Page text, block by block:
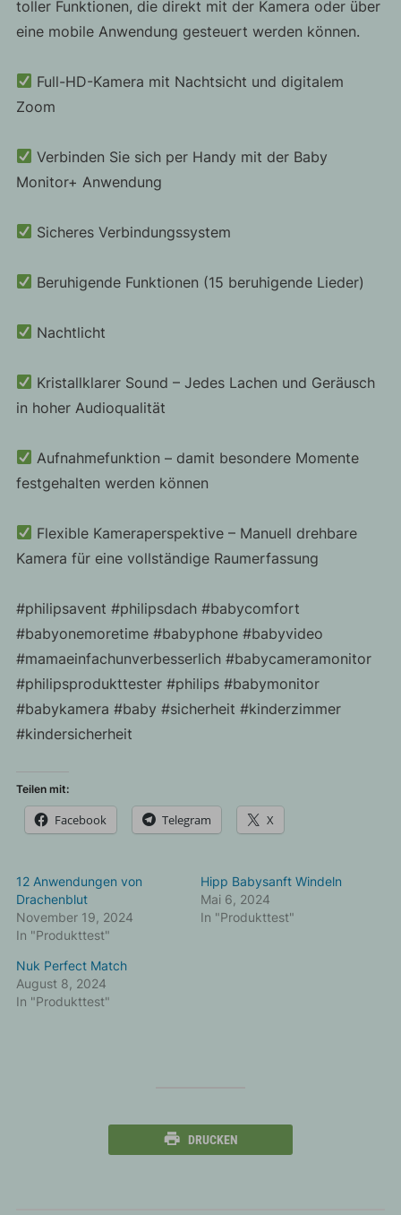
toller Funktionen, die direkt mit der Kamera oder über
eine mobile Anwendung gesteuert werden können.
Full-HD-Kamera mit Nachtsicht und digitalem
Zoom
Verbinden Sie sich per Handy mit der Baby
Monitor+ Anwendung
Sicheres Verbindungssystem
Beruhigende Funktionen (15 beruhigende Lieder)
Nachtlicht
Kristallklarer Sound – Jedes Lachen und Geräusch
in hoher Audioqualität
Aufnahmefunktion – damit besondere Momente
festgehalten werden können
Flexible Kameraperspektive – Manuell drehbare
Kamera für eine vollständige Raumerfassung
#philipsavent #philipsdach #babycomfort
#babyonemoretime #babyphone #babyvideo
#mamaeinfachunverbesserlich #babycameramonitor
#philipsprodukttester #philips #babymonitor
#babykamera #baby #sicherheit #kinderzimmer
#kindersicherheit
Teilen mit:
Facebook Telegram X
12 Anwendungen von
Drachenblut
November 19, 2024
In "Produkttest"
Hipp Babysanft Windeln
Mai 6, 2024
In "Produkttest"
Nuk Perfect Match
August 8, 2024
In "Produkttest"
DRUCKEN